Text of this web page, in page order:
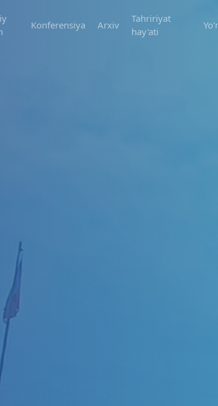
Konferensiya Arxiv
Tahririyat
hay'ati